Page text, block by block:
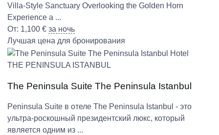
Villa-Style Sanctuary Overlooking the Golden Horn
Experience a ...
От: 1,100 € за ночь
Лучшая цена для бронирования
THE PENINSULA ISTANBUL
The Peninsula Suite The Peninsula Istanbul
Peninsula Suite в отеле The Peninsula Istanbul - это
ультра-роскошный президентский люкс, который
является одним из ...